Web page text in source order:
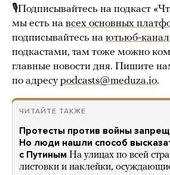
🎙Подписывайтесь на подкаст
мы есть на всех основных
подписывайтесь на ютьюб-канал
подкастами, там тоже можно
главные новости дня. Пишите
по адресуpodcasts@meduza.io.
ЧИТАЙТЕ ТАКЖЕ
Протесты против войны
Но люди нашли способ
с Путиным На улицах по всей
листовки и наклейки,